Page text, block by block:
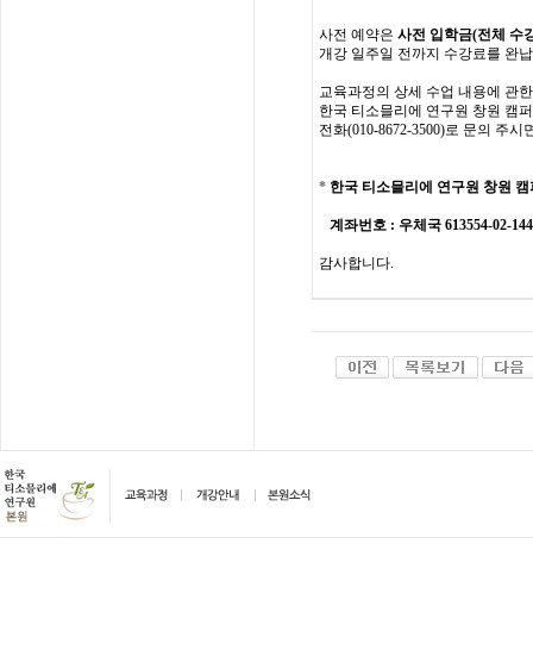
사전 예약은 사전 입학금(전체 수
개강 일주일 전까지 수강료를 완
교육과정의 상세 수업 내용에 관한
한국 티소믈리에 연구원 창원 캠
전화(010-8672-3500)로 문의 주시
* 한국 티소믈리에 연구원 창원 캠
계좌번호 : 우체국 613554-02-
감사합니다.